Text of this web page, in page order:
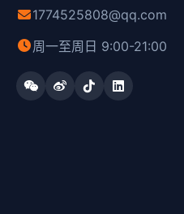
1774525808@qq.com
周一至周日 9:00-21:00